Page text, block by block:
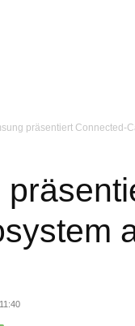
präsentiert Connected-